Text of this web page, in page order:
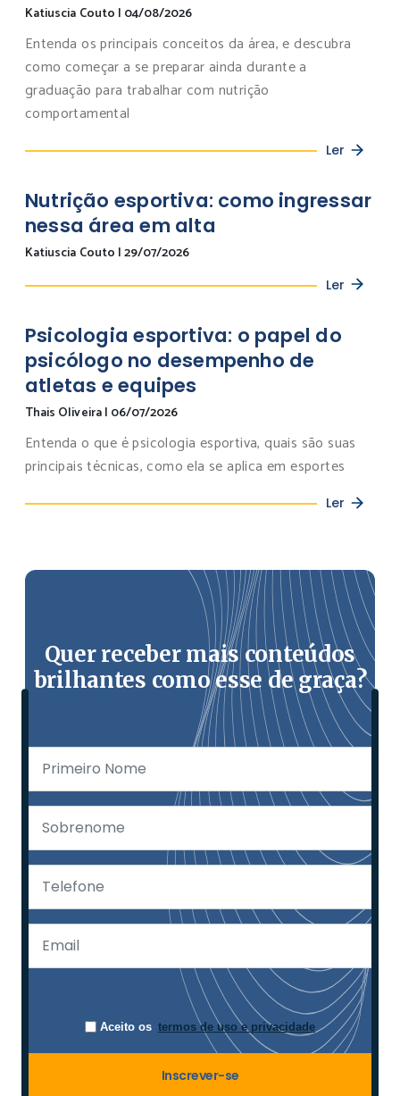
Katiuscia Couto | 04/08/2026
Entenda os principais conceitos da área, e descubra
como começar a se preparar ainda durante a
graduação para trabalhar com nutrição
comportamental
Ler
Nutrição esportiva: como ingressar
nessa área em alta
Katiuscia Couto |29/07/2026
Ler
Psicologia esportiva: o papel do
psicólogo no desempenho de
atletas e equipes
Thais Oliveira| 06/07/2026
Entenda o que é psicologia esportiva, quais são suas
principais técnicas, como ela se aplica em esportes
Ler
Quer receber mais conteúdos
brilhantes como esse de graça?
Aceito os termos de uso e privacidade
Inscrever-se